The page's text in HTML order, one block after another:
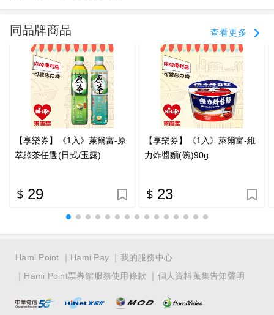
同品牌商品 查看更多
【享樂券】《1入》萊爾富-原
萃綠茶任選(日式/玉露)
29
【享樂券】《1入》萊爾富-維
力炸醬麵(碗)90g
23
Hami Point Hami Pay
我的服務中心
Hami Point票券館服務使用條款
個人資料蒐集告知聲明